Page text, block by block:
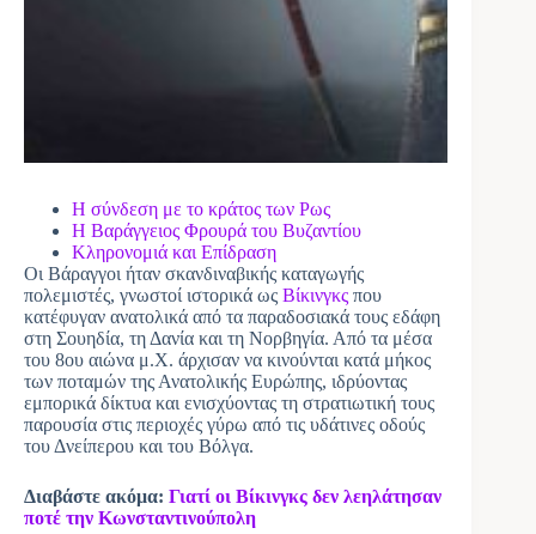
Η σύνδεση με το κράτος των Ρως
Η Βαράγγειος Φρουρά του Βυζαντίου
Κληρονομιά και Επίδραση
Οι Βάραγγοι ήταν σκανδιναβικής καταγωγής
πολεμιστές, γνωστοί ιστορικά ως Βίκινγκς που
κατέφυγαν ανατολικά από τα παραδοσιακά τους εδάφη
στη Σουηδία, τη Δανία και τη Νορβηγία. Από τα μέσα
του 8ου αιώνα μ.Χ. άρχισαν να κινούνται κατά μήκος
των ποταμών της Ανατολικής Ευρώπης, ιδρύοντας
εμπορικά δίκτυα και ενισχύοντας τη στρατιωτική τους
παρουσία στις περιοχές γύρω από τις υδάτινες οδούς
του Δνείπερου και του Βόλγα.
Διαβάστε ακόμα: Γιατί οι Βίκινγκς δεν λεηλάτησαν
ποτέ την Κωνσταντινούπολη